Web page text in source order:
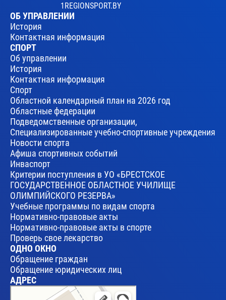
1REGIONSPORT.BY
ОБ УПРАВЛЕНИИ
История
Контактная информация
СПОРТ
Об управлении
История
Контактная информация
Спорт
Областной календарный план на 2026 год
Областные федерации
Подведомственные организации,
Специализированные учебно-спортивные учреждения
Новости спорта
Афиша спортивных событий
Инваспорт
Критерии поступления в УО «БРЕСТСКОЕ
ГОСУДАРСТВЕННОЕ ОБЛАСТНОЕ УЧИЛИЩЕ
ОЛИМПИЙСКОГО РЕЗЕРВА»
Учебные программы по видам спорта
Нормативно-правовые акты
Нормативно-правовые акты в спорте
Проверь свое лекарство
ОДНО ОКНО
Обращение граждан
Обращение юридических лиц
АДРЕС
Брест
Улица Леваневского, 17 — Яндекс Карты